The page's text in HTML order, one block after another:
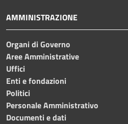
AMMINISTRAZIONE
Organi di Governo
Aree Amministrative
Uffici
Enti e fondazioni
Politici
Personale Amministrativo
Documenti e dati